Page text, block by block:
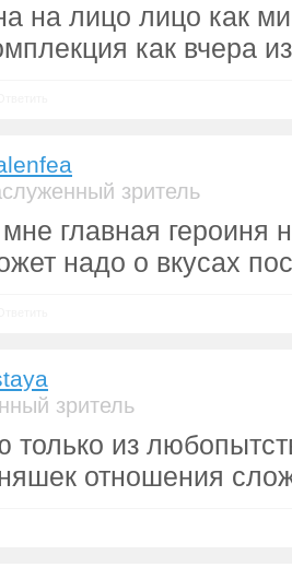
на лицо лицо как
как вчера
зритель
главная героиня
надо о вкусах
зритель
только из
отношения